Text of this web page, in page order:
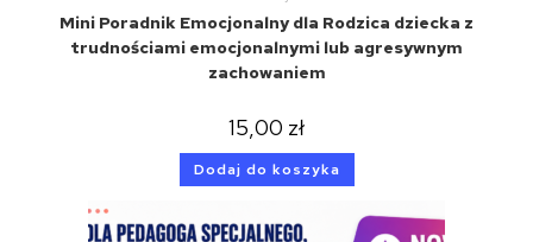
Mini Poradnik Emocjonalny dla Rodzica dziecka z
trudnościami emocjonalnymi lub agresywnym
zachowaniem
15,00 zł
Dodaj do koszyka